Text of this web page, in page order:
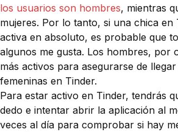
los usuarios son hombres, mientras
mujeres. Por lo tanto, si una chica en
activa en absoluto, es probable que
algunos me gusta. Los hombres, por
más activos para asegurarse de
femeninas en Tinder.
Para estar activo en Tinder, tendrás
dedo e intentar abrir la aplicación al
veces al día para comprobar si hay